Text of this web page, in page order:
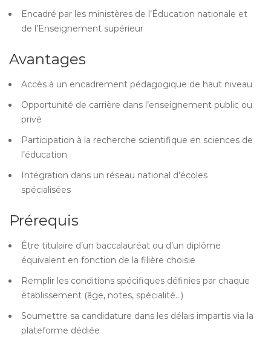
Encadré par les ministères de l’Éducation nationale et
de l’Enseignement supérieur
Avantages
Accès à un encadrement pédagogique de haut niveau
Opportunité de carrière dans l’enseignement public ou
privé
Participation à la recherche scientifique en sciences de
l’éducation
Intégration dans un réseau national d’écoles
spécialisées
Prérequis
Être titulaire d’un baccalauréat ou d’un diplôme
équivalent en fonction de la filière choisie
Remplir les conditions spécifiques définies par chaque
établissement (âge, notes, spécialité…)
Soumettre sa candidature dans les délais impartis via la
plateforme dédiée